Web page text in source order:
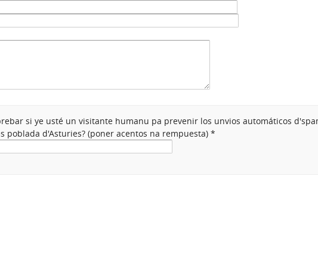
si ye usté un visitante humanu pa prevenir los unvios automáticos
poblada d'Asturies? (poner acentos na rempuesta)*